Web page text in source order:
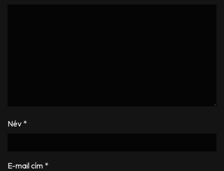
Név *
E-mail cím *